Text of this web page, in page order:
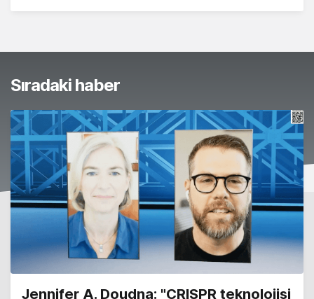
Sıradaki haber
Jennifer A. Doudna: "CRISPR teknolojisi